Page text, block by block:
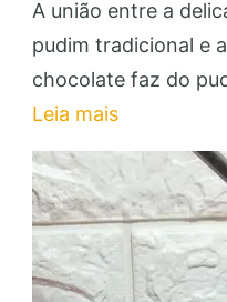
A união entre a
pudim tradicional e
chocolate faz do
Leia mais